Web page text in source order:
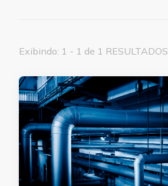
Exibindo: 1 - 1 de 1 RESULTADOS